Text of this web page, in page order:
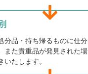
分品・持ち帰るものに仕分
また貴重品が発見された場
たします。